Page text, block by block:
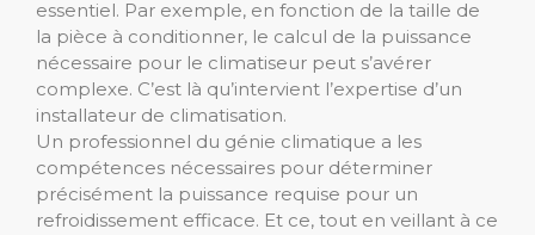
essentiel. Par exemple, en fonction de la taille de
la pièce à conditionner, le calcul de la puissance
nécessaire pour le climatiseur peut s’avérer
complexe. C’est là qu’intervient l’expertise d’un
installateur de climatisation.
Un professionnel du génie climatique a les
compétences nécessaires pour déterminer
précisément la puissance requise pour un
refroidissement efficace. Et ce, tout en veillant à ce